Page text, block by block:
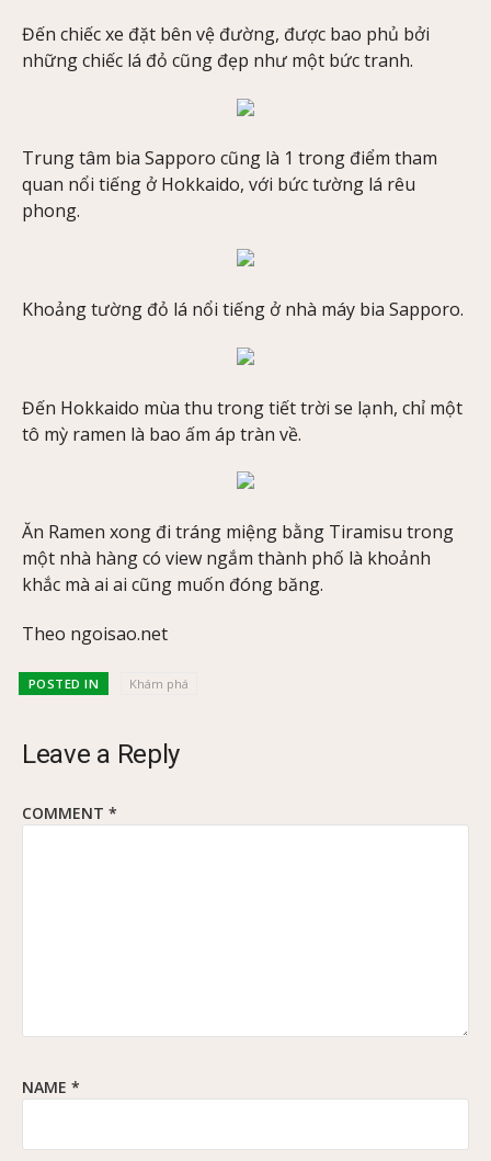
Đến chiếc xe đặt bên vệ đường, được bao phủ bởi
những chiếc lá đỏ cũng đẹp như một bức tranh.
Trung tâm bia Sapporo cũng là 1 trong điểm tham
quan nổi tiếng ở Hokkaido, với bức tường lá rêu
phong.
Khoảng tường đỏ lá nổi tiếng ở nhà máy bia Sapporo.
Đến Hokkaido mùa thu trong tiết trời se lạnh, chỉ một
tô mỳ ramen là bao ấm áp tràn về.
Ăn Ramen xong đi tráng miệng bằng Tiramisu trong
một nhà hàng có view ngắm thành phố là khoảnh
khắc mà ai ai cũng muốn đóng băng.
Theo ngoisao.net
POSTED IN Khám phá
Leave a Reply
COMMENT *
NAME *